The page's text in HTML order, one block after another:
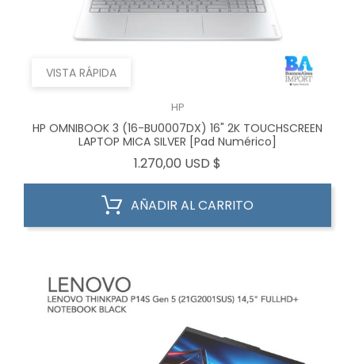
VISTA RÁPIDA
HP
HP OMNIBOOK 3 (16-BU0007DX) 16" 2K TOUCHSCREEN
LAPTOP MICA SILVER [Pad Numérico]
1.270,00 USD $
AÑADIR AL CARRITO